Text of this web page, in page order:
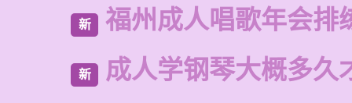
新 福州成人唱歌年会排
新 成人学钢琴大概多久